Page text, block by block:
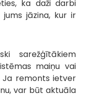
ka daži darbi
jāzina, kur ir
sarežģītākiem
maiņu vai
Ja remonts ietver
var būt aktuāla